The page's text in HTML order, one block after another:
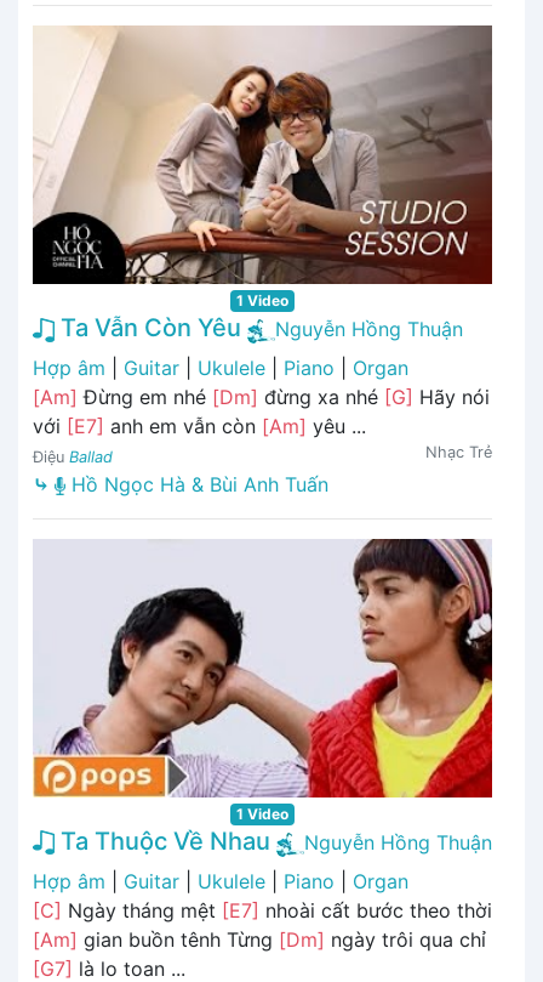
1 Video
Ta Vẫn Còn Yêu
Nguyễn Hồng Thuận
Hợp âm
Guitar Ukulele Piano
Organ
[Am] Đừng em nhé [Dm] đừng xa nhé [G] Hãy nói
với [E7] anh em vẫn còn [Am] yêu ...
Điệu Ballad Nhạc Trẻ
⤷ Hồ Ngọc Hà & Bùi Anh Tuấn
1 Video
Ta Thuộc Về Nhau
Nguyễn Hồng Thuận
Hợp âm
Guitar Ukulele Piano
Organ
[C] Ngày tháng mệt [E7] nhoài cất bước theo thời
[Am] gian buồn tênh Từng [Dm] ngày trôi qua chỉ
[G7] là lo toan ...